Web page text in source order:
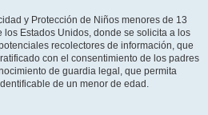
y Protección de Niños menores de 13
Estados Unidos, donde se solicita a los
recolectores de información, que
con el consentimiento de los padres
de guardia legal, que permita
de un menor de edad.